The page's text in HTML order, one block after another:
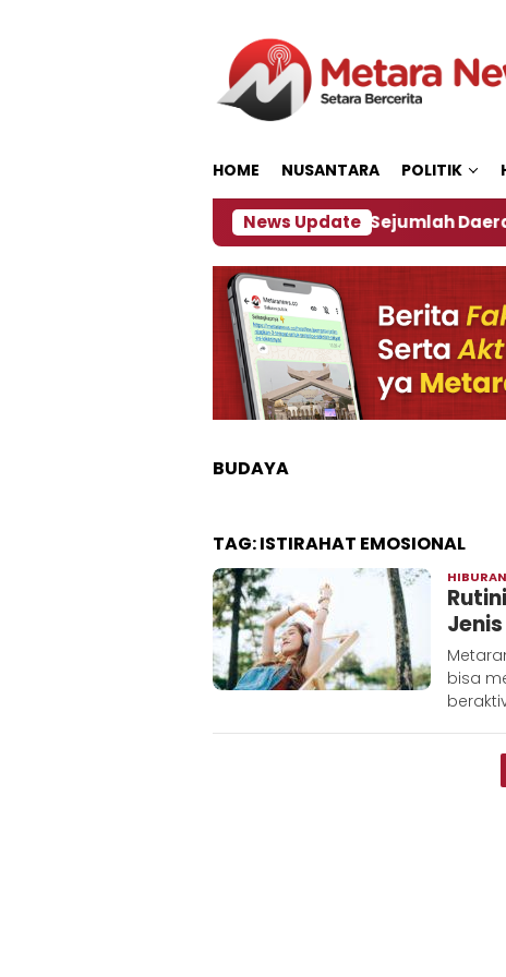
HOME NUSANTARA POLITIK
News Update
Dampak El Nino, Sejumlah Daerah di
BUDAYA
TAG:ISTIRAHAT EMOSIONAL
HIBURAN
bisa